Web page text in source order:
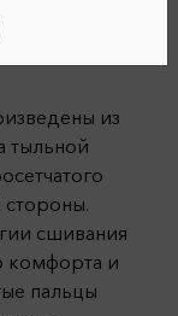
из
тыльной
сшивания
комфорта и
пальцы